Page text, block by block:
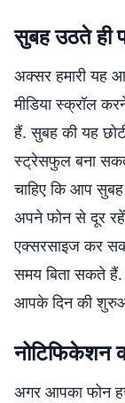
सुबह उठते ही
अक्सर हमारी यह
मीडिया स्क्रॉल
हैं. सुबह की यह
स्ट्रेसफुल बना
चाहिए कि आप
अपने फोन से दूर
एक्सरसाइज कर
समय बिता सकते
आपके दिन की
नोटिफिकेशन
अगर आपका फोन